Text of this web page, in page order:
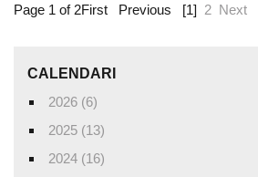
Page 1 of 2First Previous [1] 2 Next
CALENDARI
2026 (6)
2025 (13)
2024 (16)